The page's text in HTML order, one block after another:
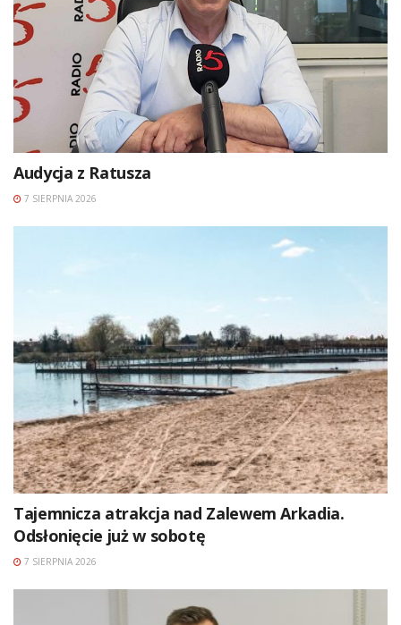
Audycja z Ratusza
7 SIERPNIA 2026
Tajemnicza atrakcja nad Zalewem Arkadia.
Odsłonięcie już w sobotę
7 SIERPNIA 2026